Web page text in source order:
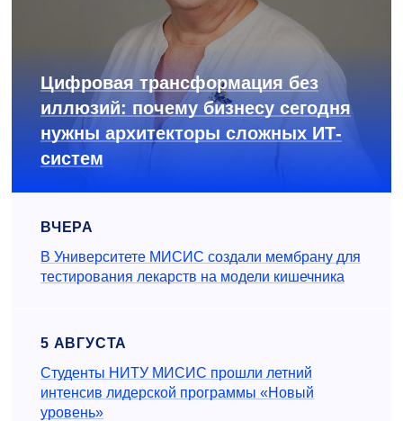
Цифровая трансформация без
иллюзий: почему бизнесу сегодня
нужны архитекторы сложных ИТ-
систем
ВЧЕРА
В Университете МИСИС создали мембрану для
тестирования лекарств на модели кишечника
5 АВГУСТА
Студенты НИТУ МИСИС прошли летний
интенсив лидерской программы «Новый
уровень»